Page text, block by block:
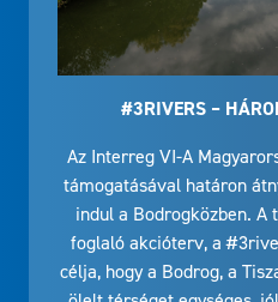
#3RIVERS –
Az Interreg VI-A
támogatásával határon
indul a Bodrogközben. A
foglaló akcióterv, a
célja, hogy a Bodrog, a
ölelt térséget egységes,